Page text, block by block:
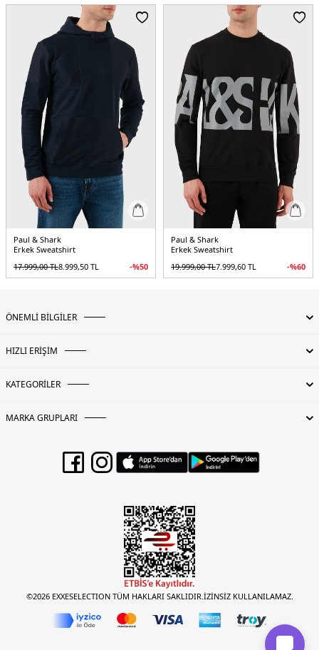
Paul & Shark
Erkek Sweatshirt
17.999,00TL8.999,50 TL -%50
Paul & Shark
Erkek Sweatshirt
19.999,00TL7.999,60 TL -%60
ÖNEMLİ BİLGİLER
HIZLI ERİŞİM
KATEGORİLER
MARKA GRUPLARI
©2026 EXXESELECTION TÜM HAKLARI SAKLIDIR.İZİNSİZ KULLANILAMAZ.